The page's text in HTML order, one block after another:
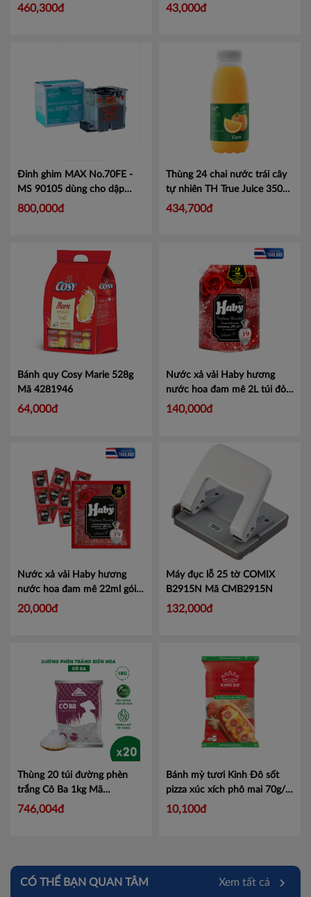
có đườngMã 452000102
460,300đ - Trắng Sáng
43,000đ
Đinh ghim MAX No.70FE -
MS 90105 dùng cho dập
ghim EH70
800,000đ
Thùng 24 chai nước trái cây
tự nhiên TH True Juice 350ml
Mã 410001231T
434,700đ
Bánh quy Cosy Marie 528g
Mã 4281946
64,000đ
Nước xả vải Haby hương
nước hoa đam mê 2L túi đỏ
Mã 18859423206457
140,000đ
Nước xả vải Haby hương
nước hoa đam mê 22ml gói
đỏ Mã 18859423206594
20,000đ
Máy đục lỗ 25 tờ COMIX
B2915N
Mã CMB2915N
132,000đ
Thùng 20 túi đường phèn
trắng Cô Ba 1kg Mã
ĐPTCB1KG
746,004đ
Bánh mỳ tươi Kinh Đô sốt
pizza xúc xích phô mai 70g/
chiếcMã 4304165
10,100đ
CÓ THỂ BẠN QUAN TÂM Xem tất cả